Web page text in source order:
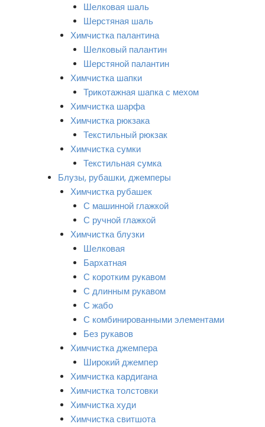
Шелковая шаль
Шерстяная шаль
Химчистка палантина
Шелковый палантин
Шерстяной палантин
Химчистка шапки
Трикотажная шапка с мехом
Химчистка шарфа
Химчистка рюкзака
Текстильный рюкзак
Химчистка сумки
Текстильная сумка
Блузы, рубашки, джемперы
Химчистка рубашек
С машинной глажкой
С ручной глажкой
Химчистка блузки
Шелковая
Бархатная
С коротким рукавом
С длинным рукавом
С жабо
С комбинированными элементами
Без рукавов
Химчистка джемпера
Широкий джемпер
Химчистка кардигана
Химчистка толстовки
Химчистка худи
Химчистка свитшота